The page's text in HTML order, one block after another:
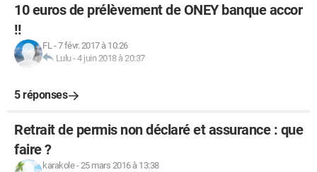
10 euros de prélèvement de ONEY banque accor
!!
FL-7 févr. 2017 à 10:26
Lulu-4 juin 2018 à 20:37
5 réponses
Retrait de permis non déclaré et assurance : que
faire ?
karakole-25 mars 2016 à 13:38